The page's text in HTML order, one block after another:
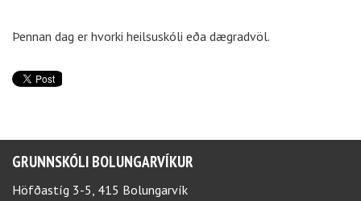
Þennan dag er hvorki heilsuskóli eða dægradvöl.
GRUNNSKÓLI BOLUNGARVÍKUR
Höfðastíg 3-5, 415 Bolungarvík